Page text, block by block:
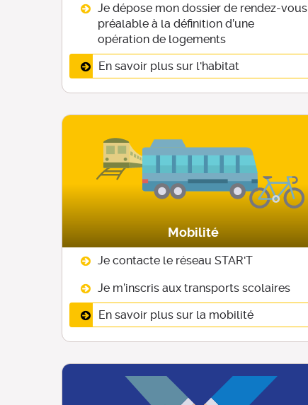
Je dépose mon dossier de rendez-vous
préalable à la définition d’une
opération de logements
En savoir plus sur l'habitat
Mobilité
Je contacte le réseau STAR'T
Je m’inscris aux transports scolaires
En savoir plus sur la mobilité